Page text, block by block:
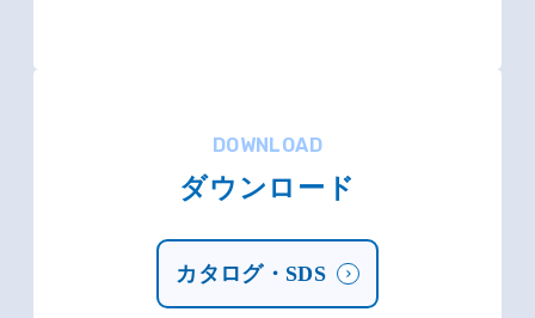
DOWNLOAD
ダウンロード
カタログ・SDS